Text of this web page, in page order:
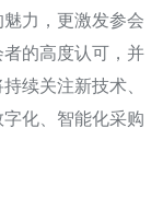
力，更激发参会
的高度认可，并
续关注新技术、
化、智能化采购